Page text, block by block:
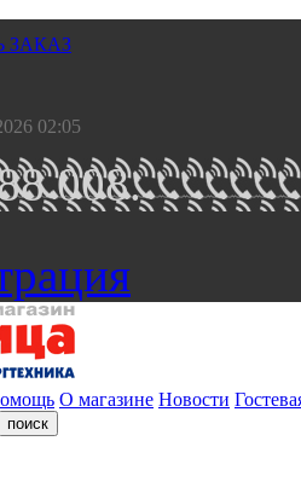
ЗАКАЗ
02:05
008.
О магазине Новости